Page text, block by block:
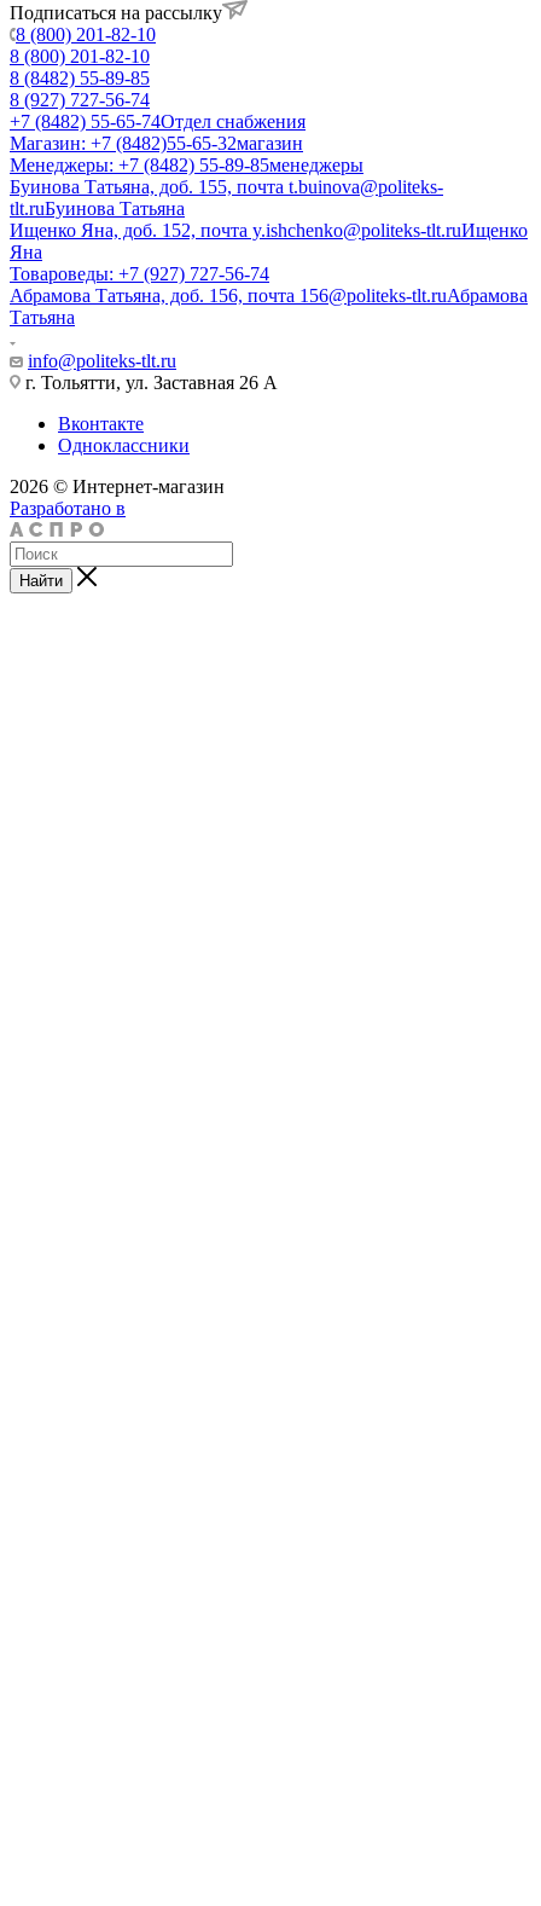
Подписаться на рассылку
8 (800) 201-82-10
8 (800) 201-82-10
8 (8482) 55-89-85
8 (927) 727-56-74
+7 (8482) 55-65-74Отдел снабжения
Магазин: +7 (8482)55-65-32магазин
Менеджеры: +7 (8482) 55-89-85менеджеры
Буинова Татьяна, доб. 155, почта t.buinova@politeks-
tlt.ruБуинова Татьяна
Ищенко Яна, доб. 152, почта y.ishchenko@politeks-tlt.ruИщенко
Яна
Товароведы: +7 (927) 727-56-74
Абрамова Татьяна, доб. 156, почта 156@politeks-tlt.ruАбрамова
Татьяна
info@politeks-tlt.ru
г. Тольятти, ул. Заставная 26 А
Вконтакте
Одноклассники
2026 © Интернет-магазин
Разработано в
Найти